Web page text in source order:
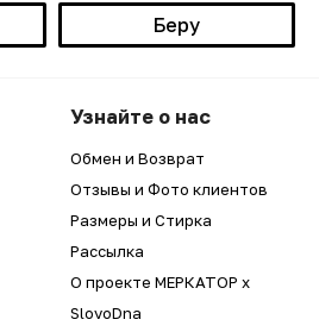
Беру
Узнайте о нас
Обмен и Возврат
Отзывы и Фото клиентов
Размеры и Стирка
Рассылка
О проекте МЕРКАТОР x
SlovoDna